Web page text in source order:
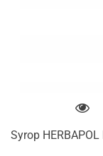
Syrop